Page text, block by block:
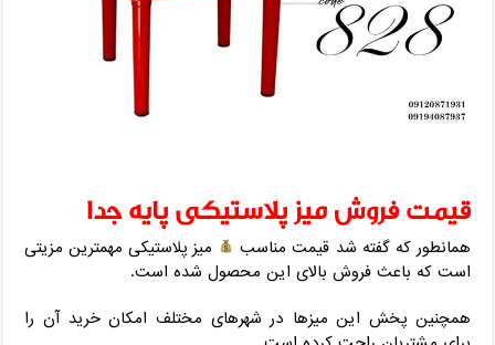
قیمت فروش میز پلاستیکی پایه جدا
همانطور که گفته شد قیمت مناسب
میز پلاستیکی مهمترین مزیتی
است که باعث فروش بالای این محصول شده است.
همچنین پخش این میزها در شهرهای مختلف امکان خرید آن را